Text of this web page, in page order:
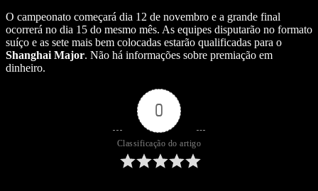
O campeonato começará dia 12 de novembro e a grande final
ocorrerá no dia 15 do mesmo mês. As equipes disputarão no formato
suíço e as sete mais bem colocadas estarão qualificadas para o
Shanghai Major. Não há informações sobre premiação em
dinheiro.
0
Classificação do artigo